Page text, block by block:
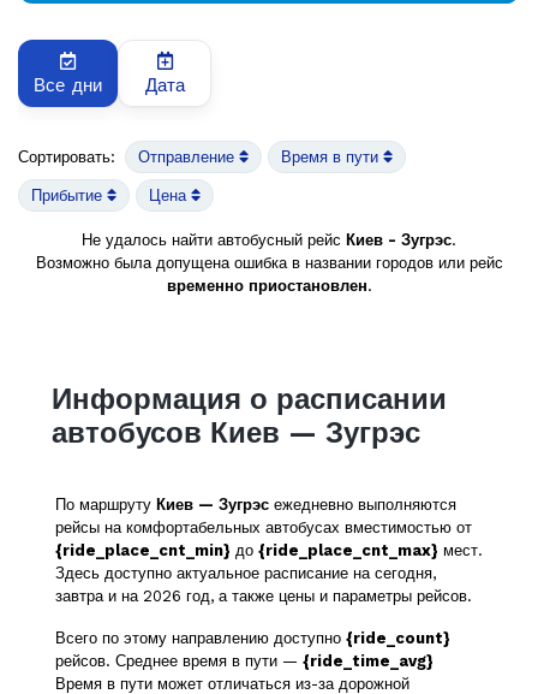
Все дни Дата
Сортировать: Отправление Время в пути
Прибытие Цена
Не удалось найти автобусный рейс Киев - Зугрэс.
Возможно была допущена ошибка в названии городов или рейс
временно приостановлен.
Информация о расписании
автобусов Киев — Зугрэс
По маршруту Киев — Зугрэс ежедневно выполняются
рейсы на комфортабельных автобусах вместимостью от
{ride_place_cnt_min} до {ride_place_cnt_max} мест.
Здесь доступно актуальное расписание на сегодня,
завтра и на 2026 год, а также цены и параметры рейсов.
Всего по этому направлению доступно {ride_count}
рейсов. Среднее время в пути — {ride_time_avg}
Время в пути может отличаться из-за дорожной